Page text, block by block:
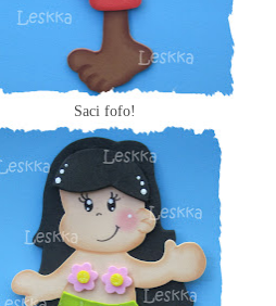
Saci fofo!